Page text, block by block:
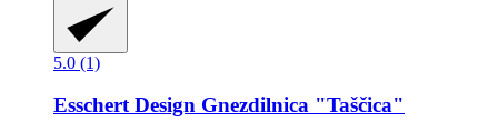
5.0 (1)
Esschert Design Gnezdilnica "Taščica"